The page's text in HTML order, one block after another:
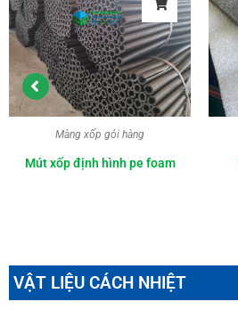
Màng xốp gói hàng
Mút xốp định hình pe foam
VẬT LIỆU CÁCH NHIỆT